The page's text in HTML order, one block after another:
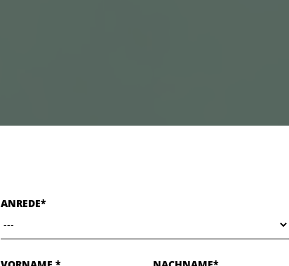
ANREDE*